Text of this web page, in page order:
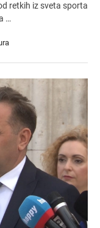
retkih iz sveta sporta
…